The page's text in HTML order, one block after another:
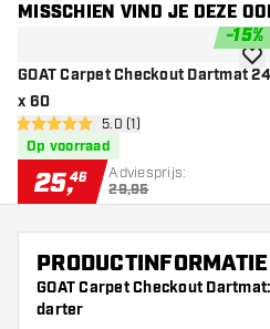
MISSCHIEN VIND JE DEZE
-15%
GOAT Carpet Checkout Dartmat
x 60
open reviews drawer
5 score sterren5.0 (1)
Op voorraad
25,46 Adviesprijs:
29,95
PRODUCTINFORMATIE
GOAT Carpet Checkout
darter